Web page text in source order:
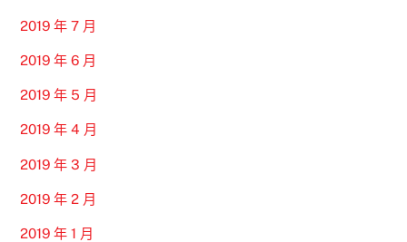
2019 年 7 月
2019 年 6 月
2019 年 5 月
2019 年 4 月
2019 年 3 月
2019 年 2 月
2019 年 1 月